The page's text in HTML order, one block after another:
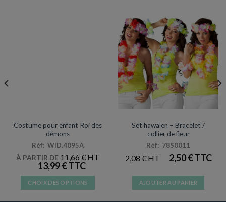
Costume pour enfant Roi des
démons
Réf: WID.4095A
À PARTIR DE 11,66 €
13,99€
CHOIX DES OPTIONS
Set hawaïen – Bracelet /
collier de fleur
Réf: 78S0011
2,08 € 2,50€
AJOUTER AU PANIER